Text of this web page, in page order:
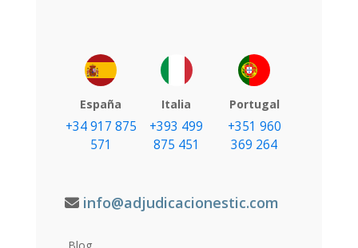
España
+34 917 875
571
Italia
+393 499
875 451
Portugal
+351 960
369 264
info@adjudicacionestic.com